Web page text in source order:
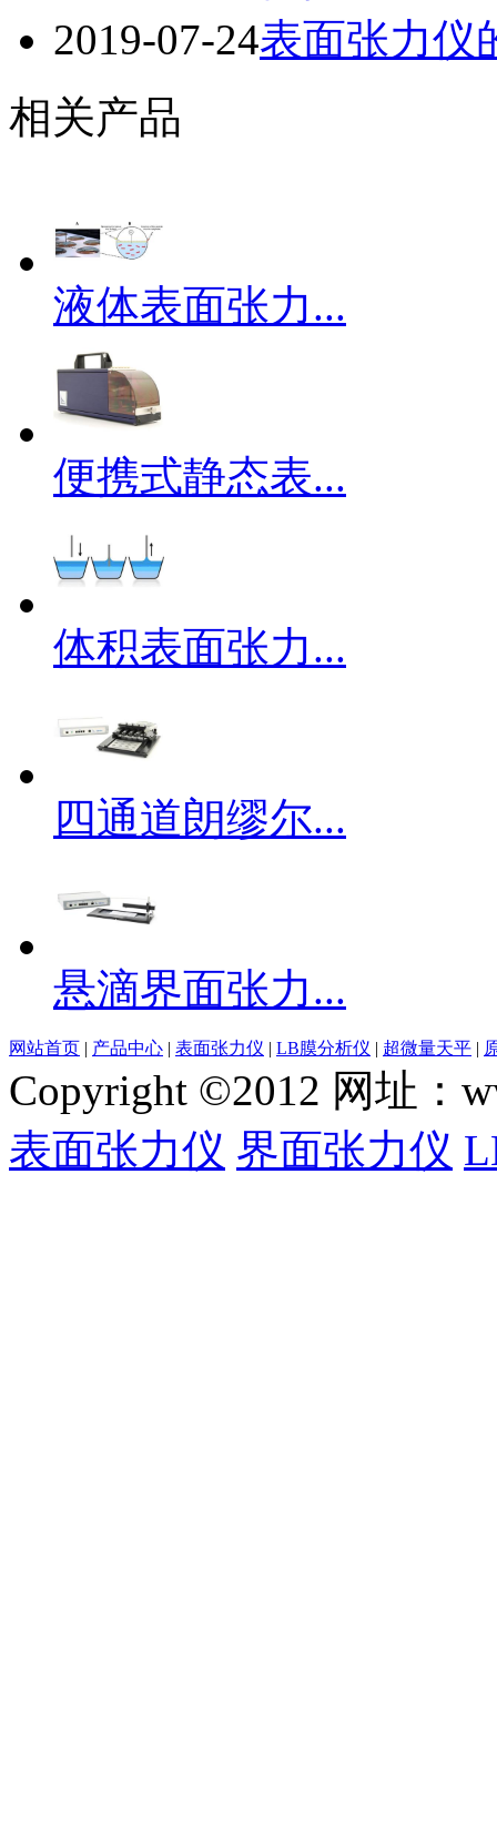
2019-07-24表面张力仪
相关产品
液体表面张力...
便携式静态表...
体积表面张力...
四通道朗缪尔...
悬滴界面张力...
网站首页 | 产品中心 | 表面张力仪 | LB膜分析仪 | 超微量天平 |
Copyright ©2012 网址：
表面张力仪 界面张力仪